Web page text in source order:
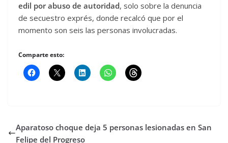
edil por abuso de autoridad, solo sobre la denuncia
de secuestro exprés, donde recalcó que por el
momento son seis las personas involucradas.
Comparte esto:
Aparatoso choque deja 5 personas lesionadas en San
Felipe del Progreso